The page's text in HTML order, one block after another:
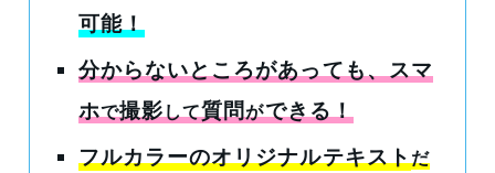
可能！
分からないところがあっても、スマ
ホで撮影して質問ができる！
フルカラーのオリジナルテキストだ